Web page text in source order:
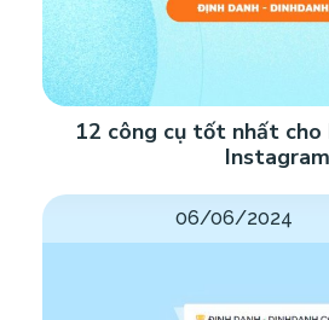
12 công cụ tốt nhất cho
Instagram
06/06/2024